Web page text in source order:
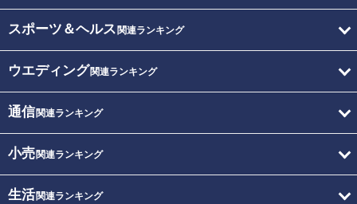
スポーツ＆ヘルス 関連ランキング
ウエディング関連ランキング
通信関連ランキング
小売関連ランキング
生活関連ランキング